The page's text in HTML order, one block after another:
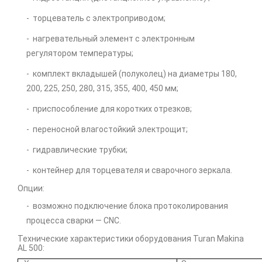
- торцеватель с электроприводом;
- нагревательный элемент с электронным
регулятором температуры;
- комплект вкладышей (полуколец) на диаметры 180,
200, 225, 250, 280, 315, 355, 400, 450 мм;
- приспособление для коротких отрезков;
- переносной влагостойкий электрощит;
- гидравлические трубки;
- контейнер для торцевателя и сварочного зеркала.
Опции:
- возможно подключение блока протоколирования
процесса сварки — CNC.
Технические характеристики оборудования Turan Makina
AL 500: